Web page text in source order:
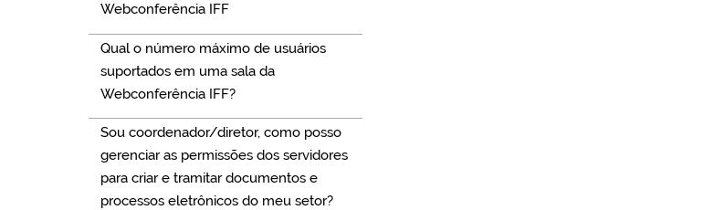
Webconferência IFF
Qual o número máximo de usuários
suportados em uma sala da
Webconferência IFF?
Sou coordenador/diretor, como posso
gerenciar as permissões dos servidores
para criar e tramitar documentos e
processos eletrônicos do meu setor?